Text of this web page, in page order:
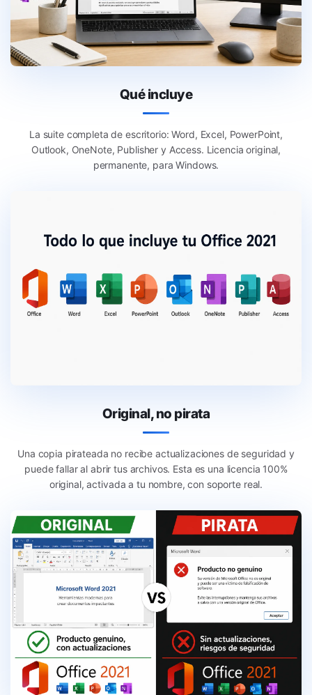
Qué incluye
La suite completa de escritorio: Word, Excel, PowerPoint,
Outlook, OneNote, Publisher y Access. Licencia original,
permanente, para Windows.
Original, no pirata
Una copia pirateada no recibe actualizaciones de seguridad y
puede fallar al abrir tus archivos. Esta es una licencia 100%
original, activada a tu nombre, con soporte real.